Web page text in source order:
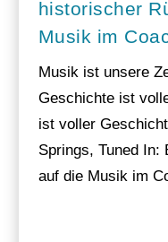
historischer
Musik im
Musik ist unsere
Geschichte ist
ist voller
Springs, Tuned
auf die Musik im